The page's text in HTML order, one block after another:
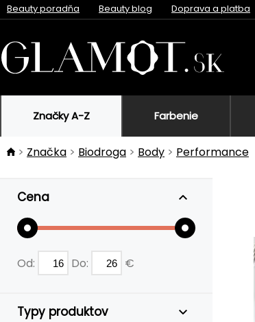
Beauty poradňa Beauty blog Doprava a platba
Značky A-Z Farbenie
Značka Biodroga Body Performance
Cena
Od: Do: €
Typy produktov